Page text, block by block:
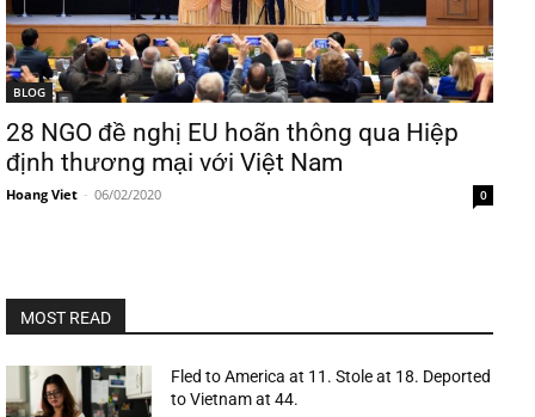
BLOG
28 NGO đề nghị EU hoãn thông qua Hiệp
định thương mại với Việt Nam
Hoang Viet - 06/02/2020 0
MOST READ
Fled to America at 11. Stole at 18. Deported
to Vietnam at 44.